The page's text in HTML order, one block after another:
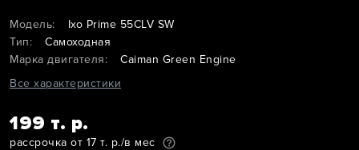
Модель:
Ixo Prime 55CLV SW
Тип:
Самоходная
Марка двигателя:
Caiman Green Engine
Все характеристики
199 т. р.
рассрочка от 17 т. р./в мес